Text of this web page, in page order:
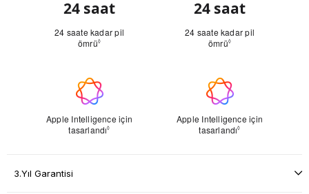
3.Yıl Garantisi